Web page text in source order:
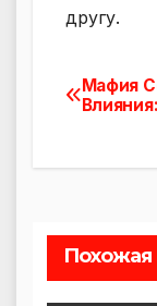
другу.
Мафия
Похожая